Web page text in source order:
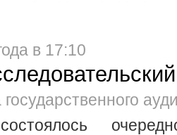
в 17:10